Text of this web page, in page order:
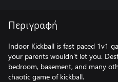
Περιγραφή
Indoor Kickball is fast paced 1v1
your parents wouldn't let you.
bedroom, basement, and many
chaotic game of kickball.